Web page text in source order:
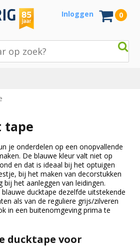
Inloggen 0
tape
je onderdelen op een onopvallende
De blauwe kleur valt niet op
en dat is ideaal bij het optuigen
bij het maken van decorstukken
het aanleggen van leidingen.
ducktape dezelfde uitstekende
als van de reguliere grijs/zilveren
in een buitenomgeving prima te
ducktape voor